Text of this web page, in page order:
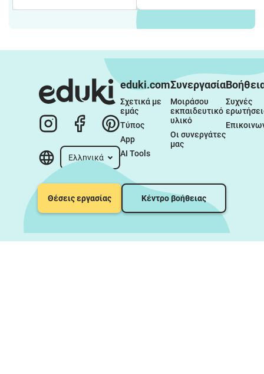
Ελληνικά
eduki.com
Σχετικά με
εμάς
Τύπος
App
AI Tools
Συνεργασία
Μοιράσου
εκπαιδευτικό
υλικό
Οι συνεργάτες
μας
Συχνές
Θέσεις εργασίας Κέντρο βοήθειας